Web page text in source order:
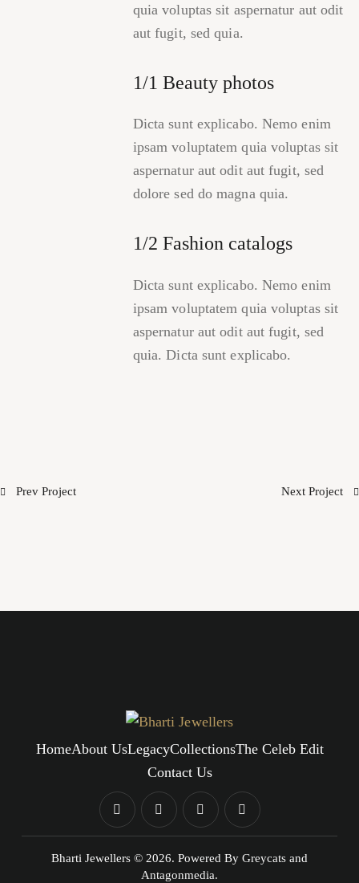
quia voluptas sit aspernatur aut odit
aut fugit, sed quia.
1/1 Beauty photos
Dicta sunt explicabo. Nemo enim
ipsam voluptatem quia voluptas sit
aspernatur aut odit aut fugit, sed
dolore sed do magna quia.
1/2 Fashion catalogs
Dicta sunt explicabo. Nemo enim
ipsam voluptatem quia voluptas sit
aspernatur aut odit aut fugit, sed
quia. Dicta sunt explicabo.
Prev Project Next Project
HomeAbout UsLegacyCollectionsThe Celeb Edit
Contact Us
Bharti Jewellers © 2026. Powered By Greycats and
Antagonmedia.